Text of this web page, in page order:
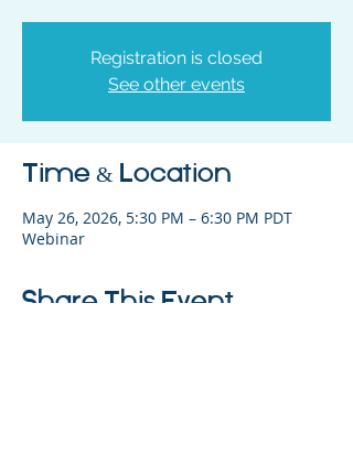
Registration is closed
See other events
Time & Location
May 26, 2026, 5:30 PM – 6:30 PM PDT
Webinar
Share This Event